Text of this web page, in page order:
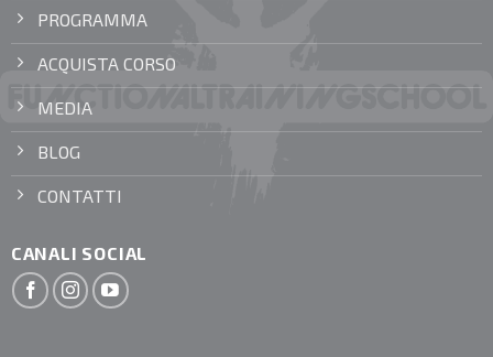
PROGRAMMA
ACQUISTA CORSO
MEDIA
BLOG
CONTATTI
CANALI SOCIAL